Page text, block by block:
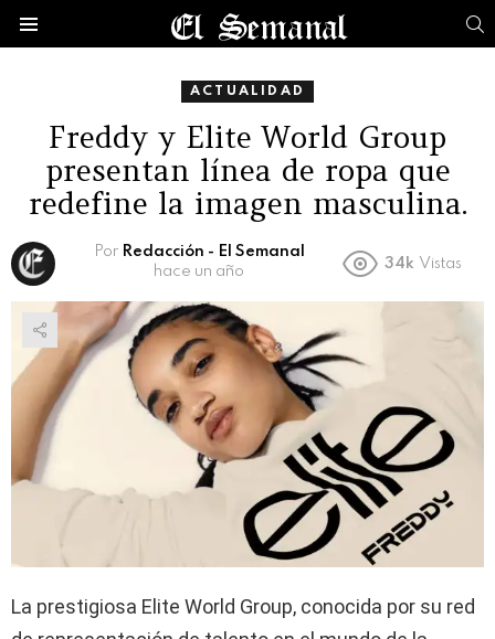
ACTUALIDAD
Freddy y Elite World Group
presentan línea de ropa que
redefine la imagen masculina.
Por Redacción - El Semanal
hace un año
34k Vistas
La prestigiosa Elite World Group, conocida por su red